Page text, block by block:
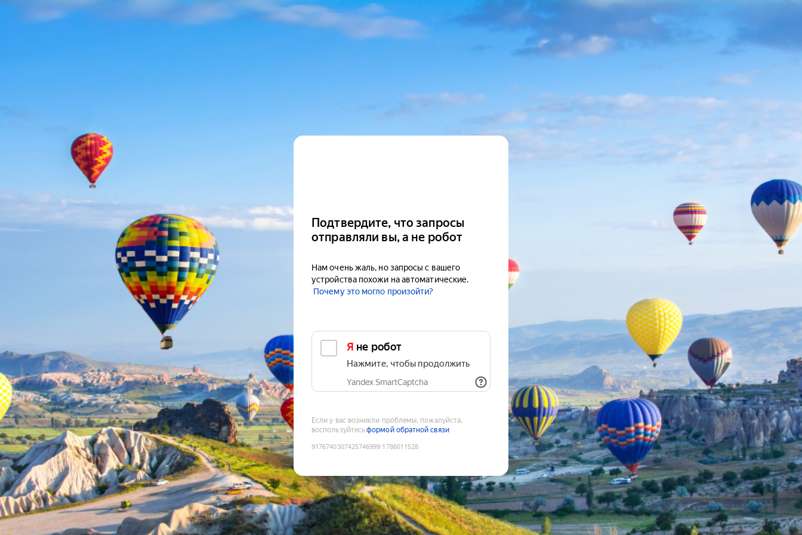
Подтвердите, что запросы
отправляли вы, а не робот
Нам очень жаль, но запросы с вашего
устройства похожи на автоматические.
Почему это могло произойти?
Я не робот
Нажмите, чтобы продолжить
Yandex SmartCaptcha
Если у вас возникли проблемы, пожалуйста,
воспользуйтесьформой обратной связи
9176740307425746999:1786011528